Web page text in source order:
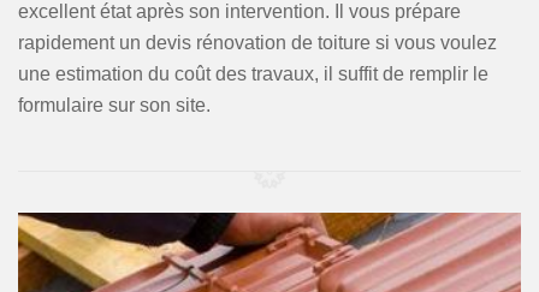
excellent état après son intervention. Il vous prépare
rapidement un devis rénovation de toiture si vous voulez
une estimation du coût des travaux, il suffit de remplir le
formulaire sur son site.